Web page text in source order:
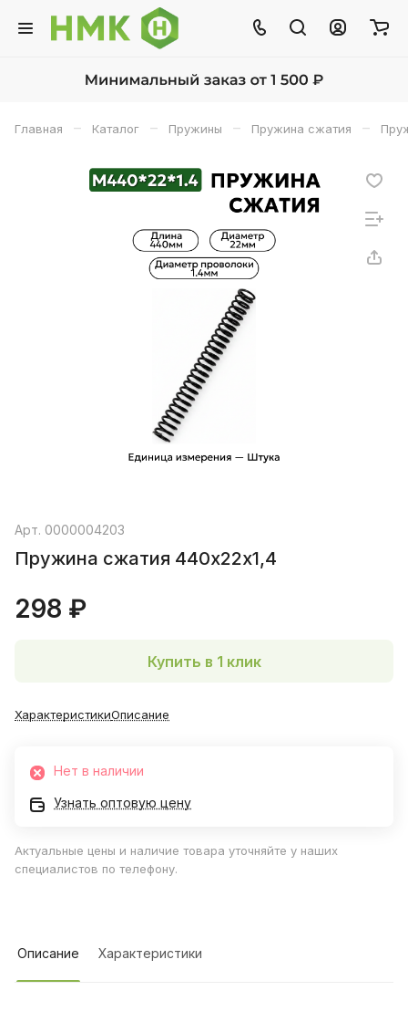
Главная – Каталог – Пружины – Пружина сжатия –
Арт. 0000004203
Пружина сжатия 440х22х1,4
298 ₽
Купить в 1 клик
ХарактеристикиОписание
Нет в наличии
Узнать оптовую цену
Актуальные цены и наличие товара уточняйте у наших
специалистов по телефону.
Описание Характеристики